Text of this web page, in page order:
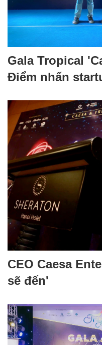
Gala Tropical
Điểm nhấn
CEO Caesa
sẽ đến'